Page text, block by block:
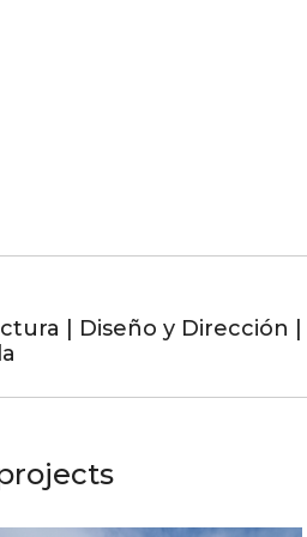
| Diseño y Dirección |